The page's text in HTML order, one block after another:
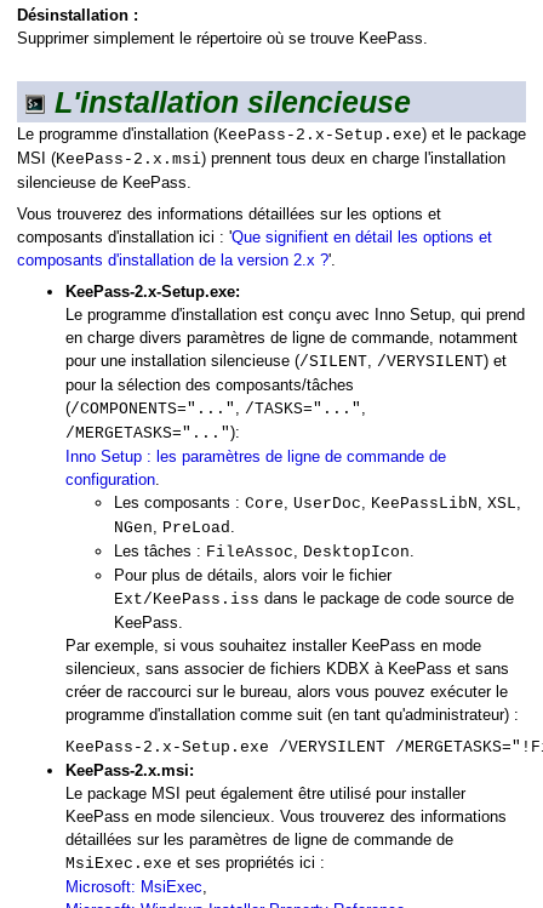
Désinstallation :
Supprimer simplement le répertoire où se trouve KeePass.
L'installation silencieuse
Le programme d'installation (KeePass-2.x-Setup.exe) et le package
MSI (KeePass-2.x.msi) prennent tous deux en charge l'installation
silencieuse de KeePass.
Vous trouverez des informations détaillées sur les options et
composants d'installation ici : 'Que signifient en détail les options et
composants d'installation de la version 2.x ?'.
KeePass-2.x-Setup.exe:
Le programme d'installation est conçu avec Inno Setup, qui prend
en charge divers paramètres de ligne de commande, notamment
pour une installation silencieuse (/SILENT, /VERYSILENT) et
pour la sélection des composants/tâches
(/COMPONENTS="..." , /TASKS="..." ,
/MERGETASKS="..."):
Inno Setup : les paramètres de ligne de commande de
configuration.
Les composants : Core, UserDoc, KeePassLibN, XSL,
NGen, PreLoad.
Les tâches : FileAssoc, DesktopIcon.
Pour plus de détails, alors voir le fichier
Ext/KeePass.iss dans le package de code source de
KeePass.
Par exemple, si vous souhaitez installer KeePass en mode
silencieux, sans associer de fichiers KDBX à KeePass et sans
créer de raccourci sur le bureau, alors vous pouvez exécuter le
programme d'installation comme suit (en tant qu'administrateur) :
KeePass-2.x-Setup.exe /VERYSILENT /
KeePass-2.x.msi:
Le package MSI peut également être utilisé pour installer
KeePass en mode silencieux. Vous trouverez des informations
détaillées sur les paramètres de ligne de commande de
MsiExec.exe et ses propriétés ici :
Microsoft: MsiExec,